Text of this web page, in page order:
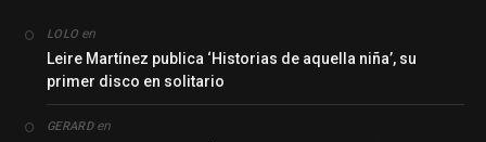
LOLO en
Leire Martínez publica ‘Historias de aquella niña’, su
primer disco en solitario
GERARDen